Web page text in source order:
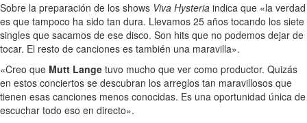
Sobre la preparación de los shows Viva Hysteria indica que «la verdad
es que tampoco ha sido tan dura. Llevamos 25 años tocando los siete
singles que sacamos de ese disco. Son hits que no podemos dejar de
tocar. El resto de canciones es también una maravilla».
«Creo que Mutt Lange tuvo mucho que ver como productor. Quizás
en estos conciertos se descubran los arreglos tan maravillosos que
tienen esas canciones menos conocidas. Es una oportunidad única de
escuchar todo eso en directo».